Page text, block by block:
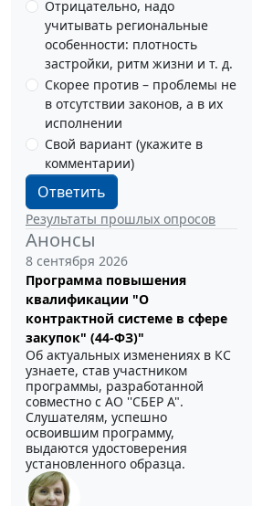
Отрицательно, надо
учитывать региональные
особенности: плотность
застройки, ритм жизни и т. д.
Скорее против – проблемы не
в отсутствии законов, а в их
исполнении
Свой вариант (укажите в
комментарии)
Ответить
Результаты прошлых опросов
Анонсы
8 сентября 2026
Программа повышения
квалификации "О
контрактной системе в сфере
закупок" (44-ФЗ)"
Об актуальных изменениях в КС
узнаете, став участником
программы, разработанной
совместно с АО ''СБЕР А".
Слушателям, успешно
освоившим программу,
выдаются удостоверения
установленного образца.